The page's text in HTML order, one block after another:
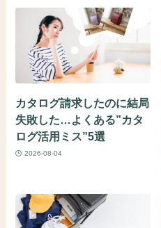
カタログ請求したのに結局
失敗した…よくある”カタ
ログ活用ミス”5選
2026-08-04